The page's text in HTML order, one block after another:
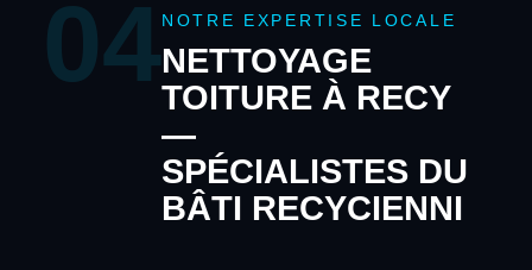
04 NOTRE EXPERTISE LOCALE
NETTOYAGE
TOITURE À RECY
—
SPÉCIALISTES DU
BÂTI RECYCIENNI